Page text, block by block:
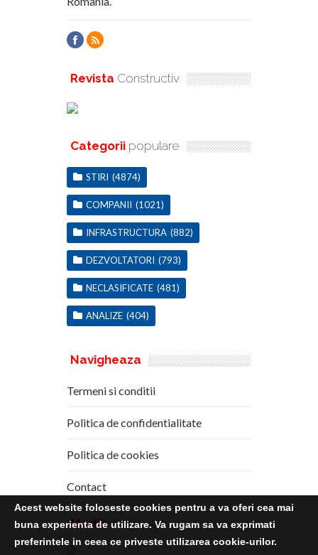
Revista Constructiv
Categorii populare
STIRI (4874)
COMPANII (1021)
INFRASTRUCTURA (882)
DEZVOLTATORI (793)
NECLASIFICATE (481)
ANALIZE (404)
Navigheaza
Termeni si conditii
Politica de confidentialitate
Politica de cookies
Contact
Media Kit
Acest website foloseste cookies pentru a va oferi cea mai
buna experienta de utilizare. Va rugam sa va exprimati
preferintele in ceea ce priveste utilizarea cookie-urilor.